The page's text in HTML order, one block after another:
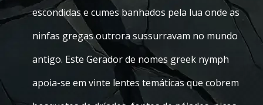
escondidas e cumes banhados pela lua onde as
ninfas gregas outrora sussurravam no mundo
antigo. Este Gerador de nomes greek nymph
apoia-se em vinte lentes temáticas que cobrem